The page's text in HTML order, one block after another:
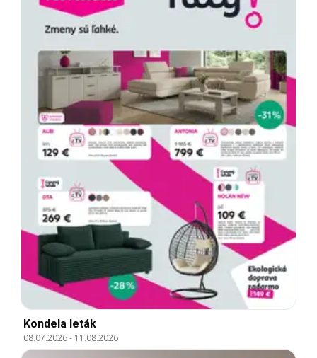
Kondela leták
08.07.2026- 11.08.2026